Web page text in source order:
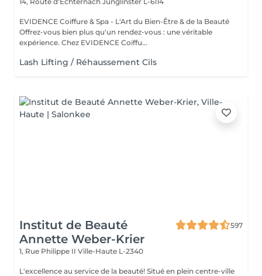
EVIDENCE Coiffure & Spa - L'Art du Bien-Être & de la Beauté
Offrez-vous bien plus qu'un rendez-vous : une véritable
expérience. Chez EVIDENCE Coiffu...
Lash Lifting / Réhaussement Cils
Institut de Beauté
Annette Weber-Krier
597
1, Rue Philippe II Ville-Haute L-2340
L'excellence au service de la beauté! Situé en plein centre-ville